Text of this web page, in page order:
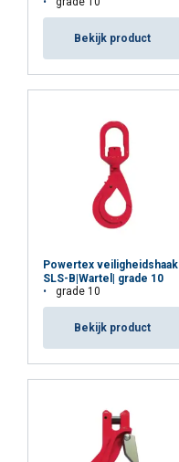
Bekijk product
Powertex veiligheidshaak
SLS-B|Wartel| grade 10
grade 10
Bekijk product